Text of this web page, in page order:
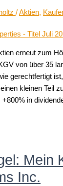
/Aktien,
erneut zum
von über 35
gerechtfertigt
kleinen Teil
in
Mein
Inc.